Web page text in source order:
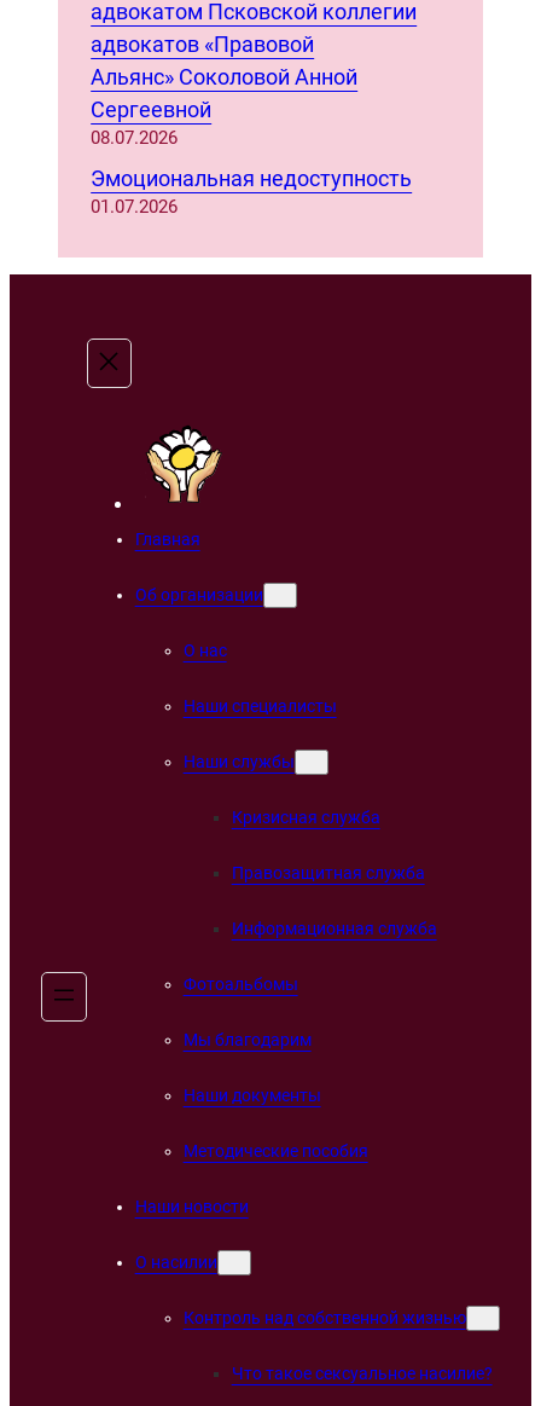
адвокатом Псковской коллегии
адвокатов «Правовой
Альянс» Соколовой Анной
Сергеевной
08.07.2026
Эмоциональная недоступность
01.07.2026
Главная
Об организации
О нас
Наши специалисты
Наши службы
Кризисная служба
Правозащитная служба
Информационная служба
Фотоальбомы
Мы благодарим
Наши документы
Методические пособия
Наши новости
О насилии
Контроль над собственной жизнью
Что такое сексуальное насилие?